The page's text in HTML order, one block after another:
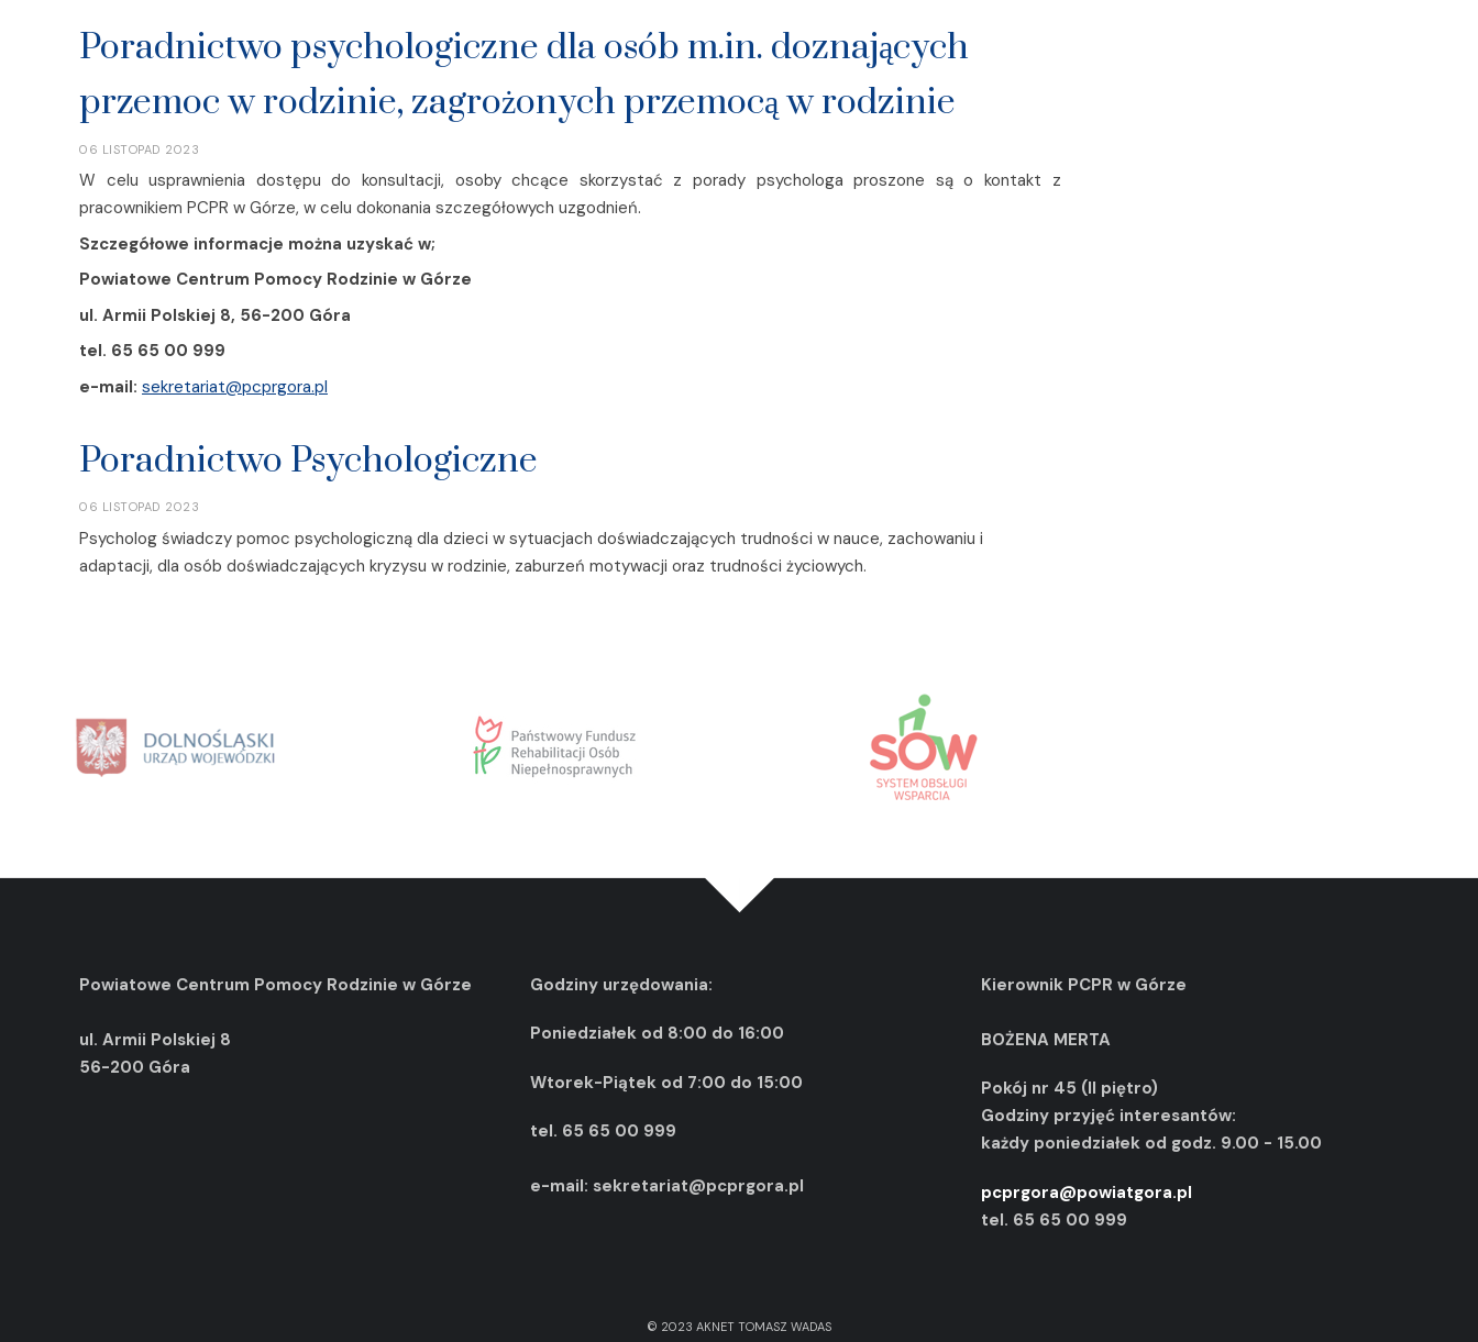
Poradnictwo psychologiczne dla osób m.in. doznających
przemoc w rodzinie, zagrożonych przemocą w rodzinie
06 LISTOPAD 2023
W celu usprawnienia dostępu do konsultacji, osoby chcące skorzystać z porady psychologa proszone są o kontakt z
pracownikiem PCPR w Górze, w celu dokonania szczegółowych uzgodnień.
Szczegółowe informacje można uzyskać w;
Powiatowe Centrum Pomocy Rodzinie w Górze
ul. Armii Polskiej 8, 56-200 Góra
tel. 65 65 00 999
e-mail: sekretariat@pcprgora.pl
Poradnictwo Psychologiczne
06 LISTOPAD 2023
Psycholog świadczy pomoc psychologiczną dla dzieci w sytuacjach doświadczających trudności w nauce, zachowaniu i
adaptacji, dla osób doświadczających kryzysu w rodzinie, zaburzeń motywacji oraz trudności życiowych.
Powiatowe Centrum Pomocy Rodzinie w Górze
ul. Armii Polskiej 8
56-200 Góra
Godziny urzędowania:
Poniedziałek od 8:00 do 16:00
Wtorek-Piątek od 7:00 do 15:00
tel. 65 65 00 999
e-mail: sekretariat@pcprgora.pl
Kierownik PCPR w Górze
BOŻENA MERTA
Pokój nr 45 (II piętro)
Godziny przyjęć interesantów:
każdy poniedziałek od godz. 9.00 - 15.00
pcprgora@powiatgora.pl
tel. 65 65 00 999
© 2023 AKNET TOMASZ WADAS